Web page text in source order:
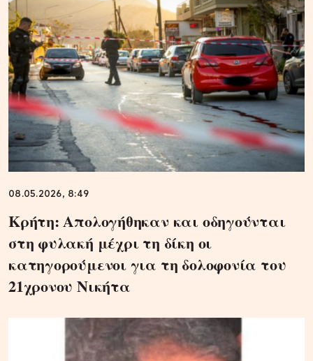
08.05.2026, 8:49
Κρήτη: Απολογήθηκαν και οδηγούνται
στη φυλακή μέχρι τη δίκη οι
κατηγορούμενοι για τη δολοφονία του
21χρονου Νικήτα